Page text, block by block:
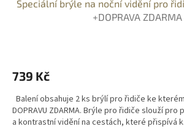
Speciální brýle na noční vidění pro
+DOPRAVA ZDARMA
739 Kč
Balení obsahuje 2 ks brýlí pro řidiče ke
DOPRAVU ZDARMA. Brýle pro řidiče slouží
a kontrastní vidění na cestách, které přispívá